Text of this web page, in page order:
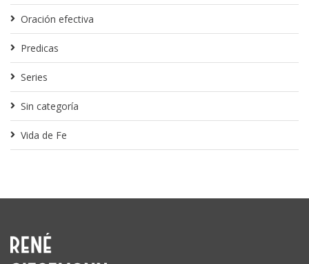
Oración efectiva
Predicas
Series
Sin categoría
Vida de Fe